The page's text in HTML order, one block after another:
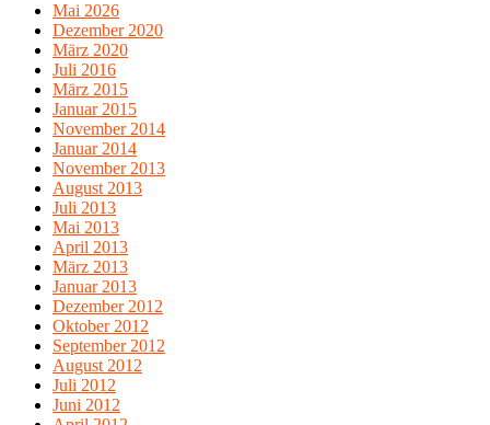
Mai 2026
Dezember 2020
März 2020
Juli 2016
März 2015
Januar 2015
November 2014
Januar 2014
November 2013
August 2013
Juli 2013
Mai 2013
April 2013
März 2013
Januar 2013
Dezember 2012
Oktober 2012
September 2012
August 2012
Juli 2012
Juni 2012